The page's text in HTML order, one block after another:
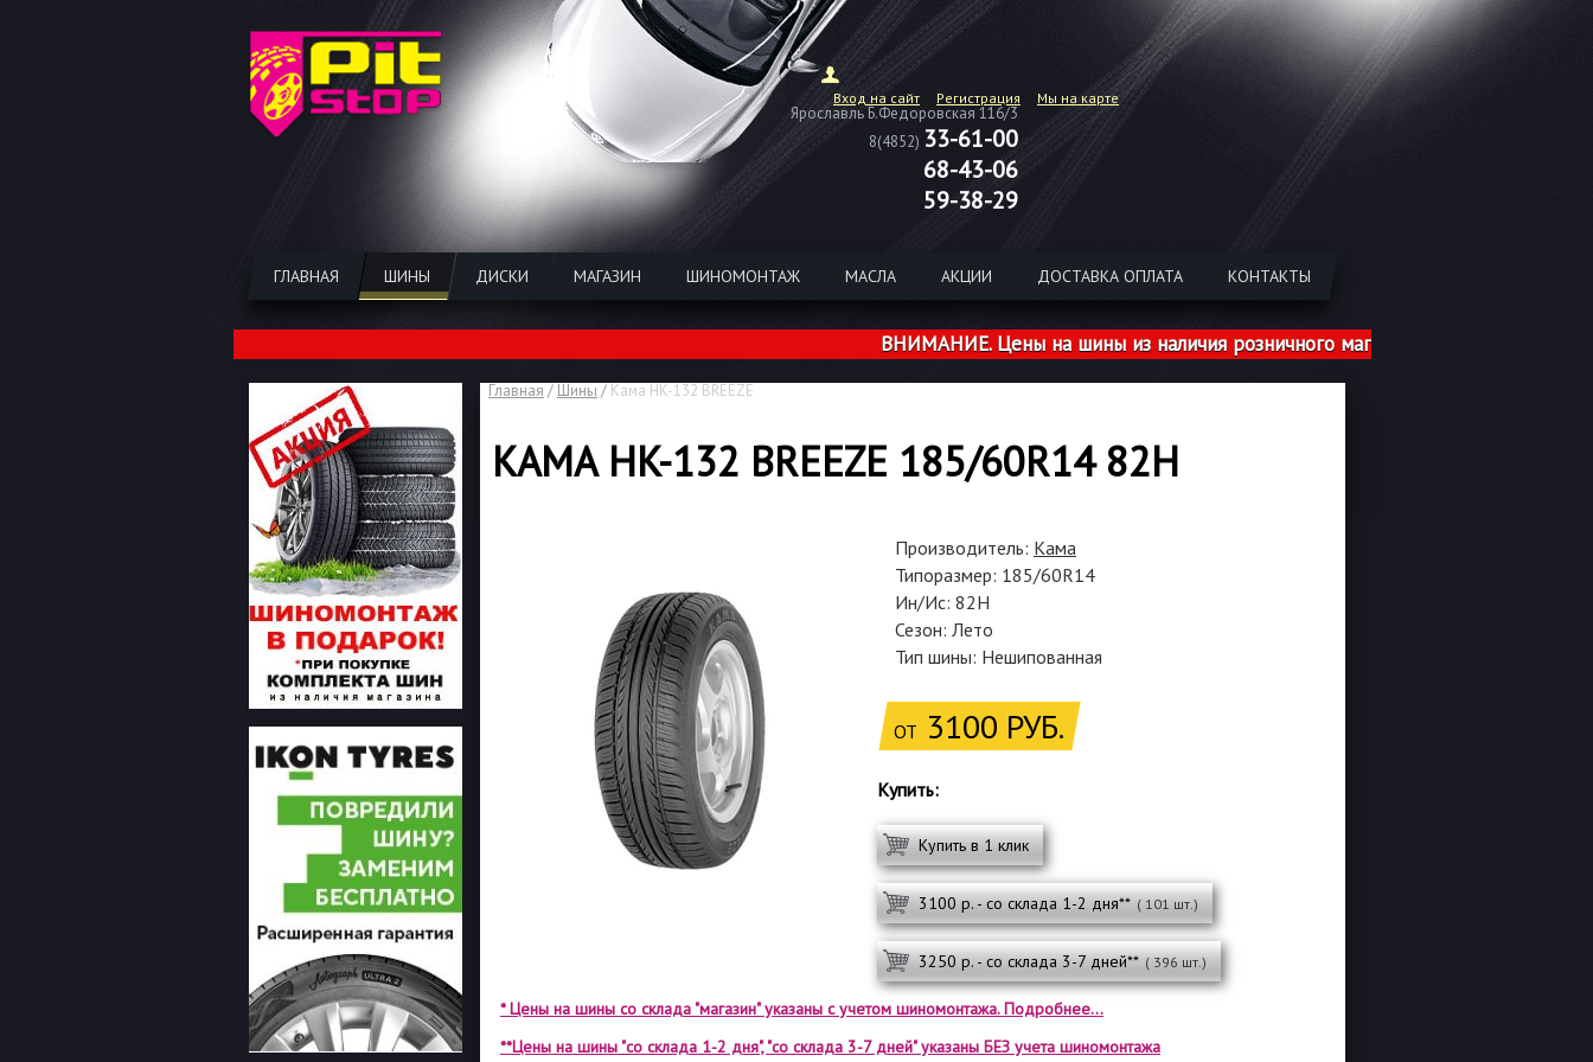
Вход на сайт Регистрация Мы на карте
Ярославль Б.Федоровская 116/3
8(4852) 33-61-00
68-43-06
59-38-29
ГЛАВНАЯ ШИНЫ ДИСКИ МАГАЗИН ШИНОМОНТАЖ МАСЛА АКЦИИ ДОСТАВКА ОПЛАТА КОНТАКТЫ
ВНИМАНИЕ. Цены на шины из наличия розничного магазина указаны с учетом
Главная / Шины / Кама HK-132 BREEZE
КАМА HK-132 BREEZE 185/60R14 82H
Производитель: Кама
Типоразмер: 185/60R14
Ин/Ис: 82H
Сезон: Лето
Тип шины: Нешипованная
ОТ 3100 РУБ.
Купить:
Купить в 1 клик
3100 р. - со склада 1-2 дня** ( 101 шт.)
3250 р. - со склада 3-7 дней** ( 396 шт.)
* Цены на шины со склада "магазин" указаны с учетом шиномонтажа. Подробнее...
**Цены на шины "со склада 1-2 дня", "со склада 3-7 дней" указаны БЕЗ учета шиномонтажа